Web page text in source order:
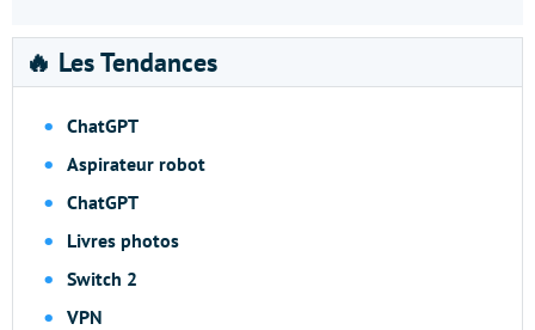
🔥 Les Tendances
ChatGPT
Aspirateur robot
ChatGPT
Livres photos
Switch 2
VPN